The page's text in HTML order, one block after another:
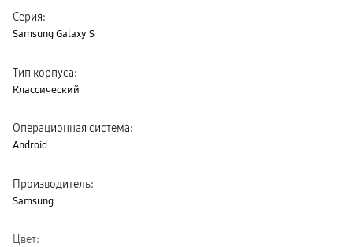
Серия:
Samsung Galaxy S
Тип корпуса:
Классический
Операционная система:
Android
Производитель:
Samsung
Цвет: